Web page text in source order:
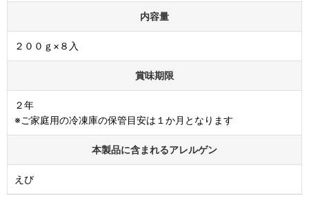
内容量
２００ｇ×８入
賞味期限
２年
※ご家庭用の冷凍庫の保管目安は１か月となります
本製品に含まれるアレルゲン
えび